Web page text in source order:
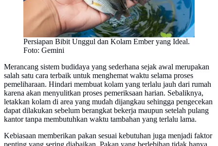
Persiapan Bibit Unggul dan Kolam Ember yang Ideal.
Foto: Gemini
Merancang sistem budidaya yang sederhana sejak awal merupakan
salah satu cara terbaik untuk menghemat waktu selama proses
pemeliharaan. Hindari membuat kolam yang terlalu jauh dari rumah
karena akan menyulitkan proses pemeriksaan harian. Sebaliknya,
letakkan kolam di area yang mudah dijangkau sehingga pengecekan
dapat dilakukan sebelum berangkat bekerja maupun setelah pulang
kantor tanpa membutuhkan waktu tambahan yang terlalu lama.
Kebiasaan memberikan pakan sesuai kebutuhan juga menjadi faktor